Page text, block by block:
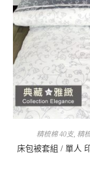
精梳棉 40支, 精
床包被套組 / 單人